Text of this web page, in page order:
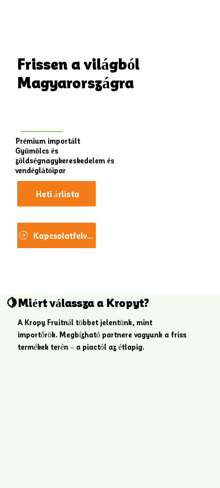
Frissen a világból
Magyarországra
Prémium importált
Gyümölcs és
zöldségnagykereskedelem és
vendéglátóipar
Heti árlista
Kapcsolatfelvétel
🍋Miért válassza a Kropyt?
A Kropy Fruitnál többet jelentünk, mint
importőrök. Megbízható partnere vagyunk a friss
termékek terén – a piactól az étlapig.